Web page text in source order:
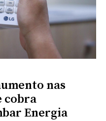
nas
cobra
Energia